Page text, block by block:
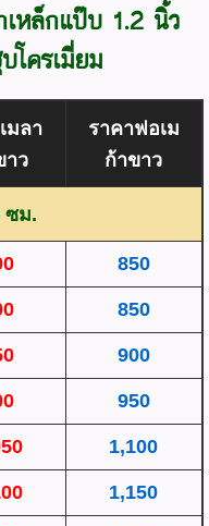
หล็กแป๊บ 1.2 นิ้ว
ครเมี่ยม
มลา
าว
ราคาฟอเม
ก้าขาว
ซม.
850
850
900
950
1,100
1,150